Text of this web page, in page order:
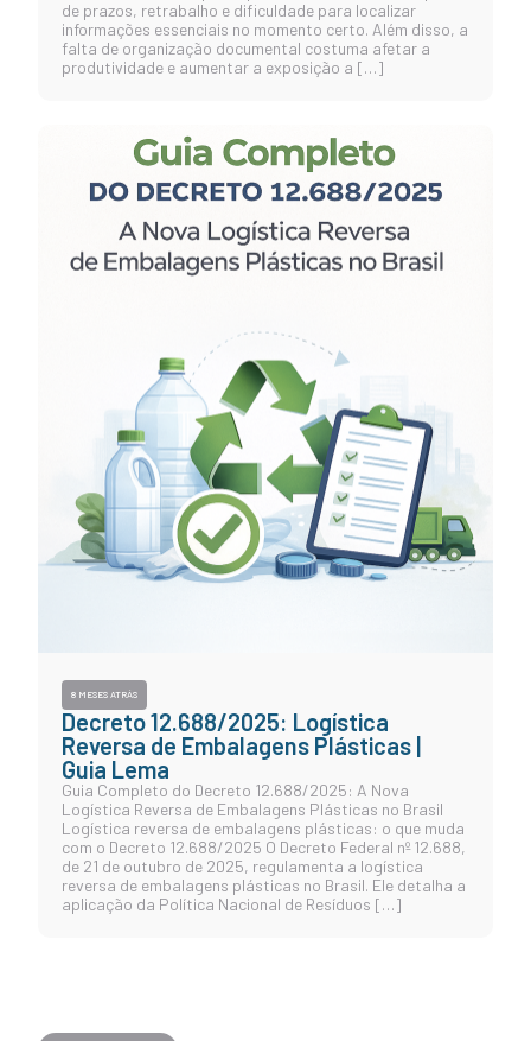
de prazos, retrabalho e dificuldade para localizar
informações essenciais no momento certo. Além disso, a
falta de organização documental costuma afetar a
produtividade e aumentar a exposição a […]
8 MESES ATRÁS
Decreto 12.688/2025: Logística
Reversa de Embalagens Plásticas |
Guia Lema
Guia Completo do Decreto 12.688/2025: A Nova
Logística Reversa de Embalagens Plásticas no Brasil
Logística reversa de embalagens plásticas: o que muda
com o Decreto 12.688/2025 O Decreto Federal nº 12.688,
de 21 de outubro de 2025, regulamenta a logística
reversa de embalagens plásticas no Brasil. Ele detalha a
aplicação da Política Nacional de Resíduos […]